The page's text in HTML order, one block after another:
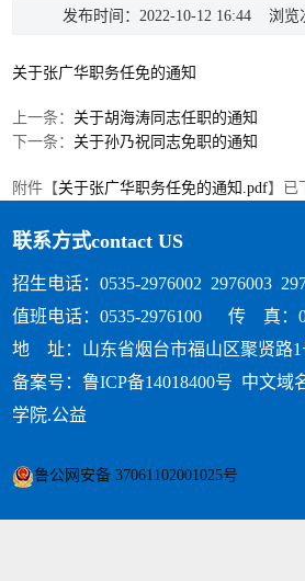
发布时间：2022-10-12 16:44 浏览
关于张广华职务任免的通知
上一条： 关于胡海涛同志任职的通知
下一条： 关于孙乃祝同志免职的通知
附件【关于张广华职务任免的通知.pdf】已
联系方式contact US
招生电话：0535-2976002 2976003
值班电话：0535-2976100 传 真：
地 址：山东省烟台市福山区聚贤路1
备案号：鲁ICP备14018400号 中文域
学院.公益
鲁公网安备 37061102001025号